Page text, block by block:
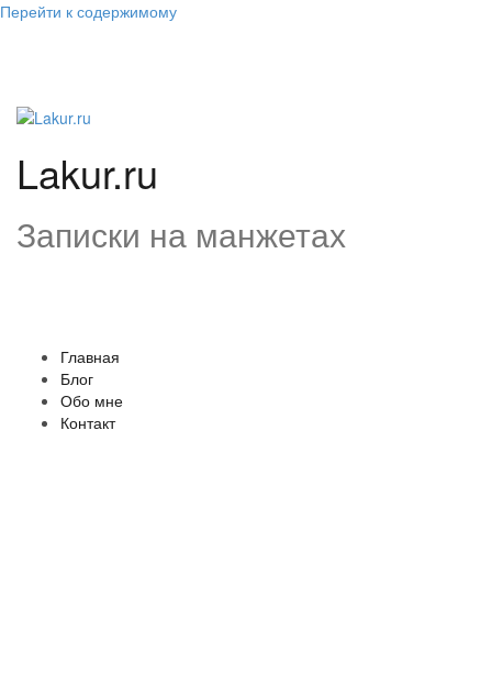
Перейти к содержимому
Lakur.ru
Записки на манжетах
Главная
Блог
Обо мне
Контакт